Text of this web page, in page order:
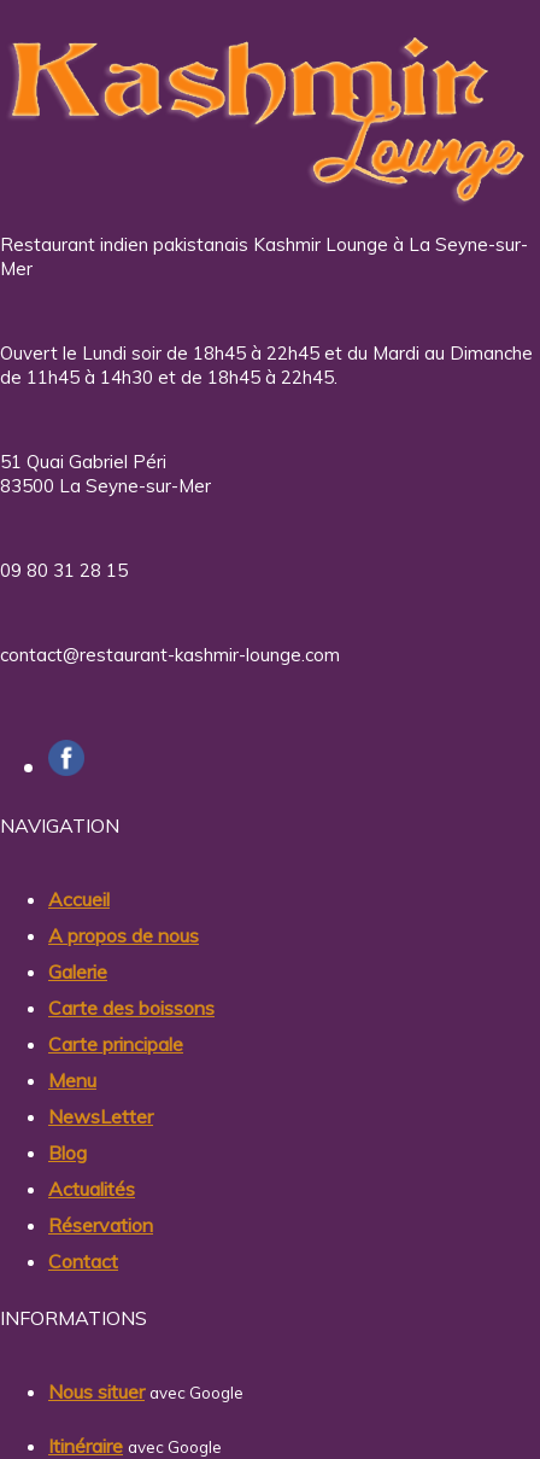
Restaurant indien pakistanais Kashmir Lounge à La Seyne-sur-
Mer
Ouvert le Lundi soir de 18h45 à 22h45 et du Mardi au Dimanche
de 11h45 à 14h30 et de 18h45 à 22h45.
51 Quai Gabriel Péri
83500 La Seyne-sur-Mer
09 80 31 28 15
contact@restaurant-kashmir-lounge.com
NAVIGATION
Accueil
A propos de nous
Galerie
Carte des boissons
Carte principale
Menu
NewsLetter
Blog
Actualités
Réservation
Contact
INFORMATIONS
Nous situer avec Google
Itinéraire avec Google